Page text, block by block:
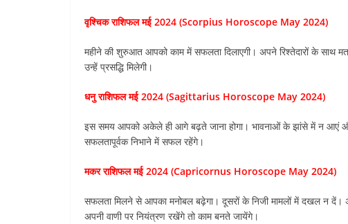
वृश्चिक राशिफल मई 2024 (Scorpius Horoscope May 2024)
महीने की शुरुआत आपको काम में सफलता दिलाएगी। अपने रिश्तेदारों के साथ
उन्हें प्रसद्धि मिलेगी।
धनु राशिफल मई 2024 (Sagittarius Horoscope May 2024)
इस समय आपको अकेले ही आगे बढ़ते जाना होगा। भावनाओं के झांसे में न आएं
सफलतापूर्वक निभाने में सफल रहेंगे।
मकर राशिफल मई 2024 (Capricornus Horoscope May 2024)
सफलता मिलने से आपका मनोबल बढ़ेगा। दूसरों के निजी मामलों में दखल न
अपनी वाणी पर नियंत्रण रखेंगे तो काम बनते जायेंगे।